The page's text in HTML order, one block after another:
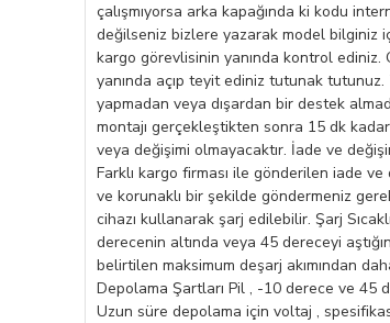
çalışmıyorsa arka kapağında ki kodu
değilseniz bizlere yazarak model bilginiz
kargo görevlisinin yanında kontrol ediniz.
yanında açıp teyit ediniz tutunak
yapmadan veya dışardan bir destek
montajı gerçekleştikten sonra 15 dk
veya değişimi olmayacaktır. İade ve
Farklı kargo firması ile gönderilen iade
ve korunaklı bir şekilde göndermeniz
cihazı kullanarak şarj edilebilir. Şarj
derecenin altında veya 45 dereceyi
belirtilen maksimum deşarj akımından
Depolama Şartları Pil , -10 derece ve 45
Uzun süre depolama için voltaj ,